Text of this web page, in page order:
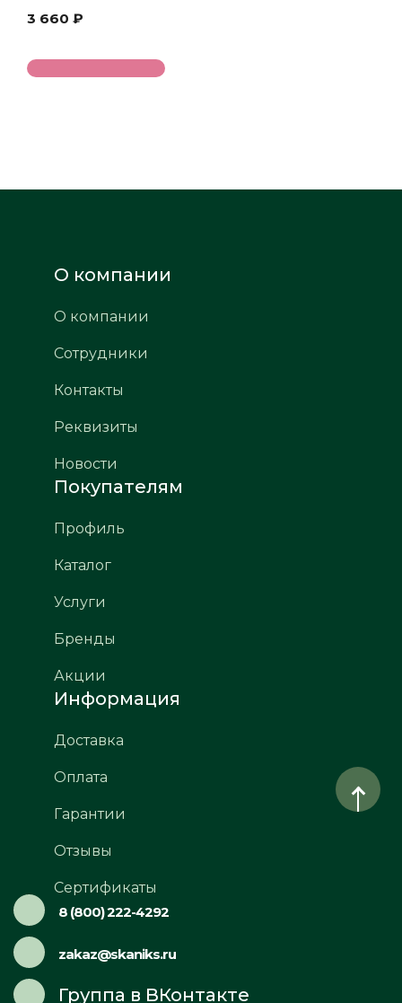
3 660 ₽
О компании
О компании
Сотрудники
Контакты
Реквизиты
Новости
Покупателям
Профиль
Каталог
Услуги
Бренды
Акции
Информация
Доставка
Оплата
Гарантии
Отзывы
Сертификаты
8 (800) 222-4292
zakaz@skaniks.ru
Группа в ВКонтакте